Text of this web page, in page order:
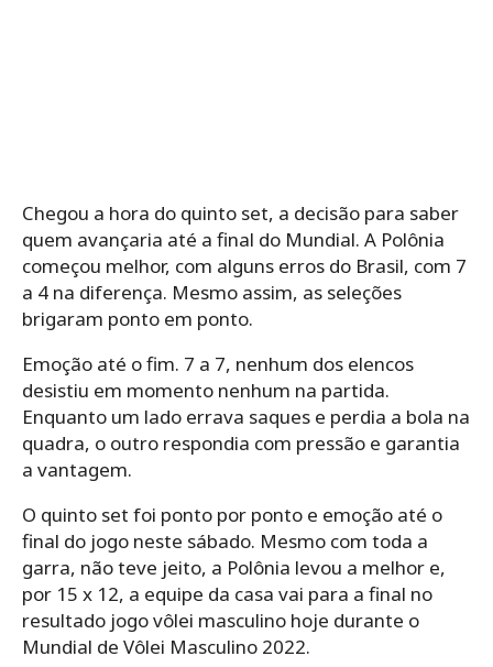
Chegou a hora do quinto set, a decisão para saber
quem avançaria até a final do Mundial. A Polônia
começou melhor, com alguns erros do Brasil, com 7
a 4 na diferença. Mesmo assim, as seleções
brigaram ponto em ponto.
Emoção até o fim. 7 a 7, nenhum dos elencos
desistiu em momento nenhum na partida.
Enquanto um lado errava saques e perdia a bola na
quadra, o outro respondia com pressão e garantia
a vantagem.
O quinto set foi ponto por ponto e emoção até o
final do jogo neste sábado. Mesmo com toda a
garra, não teve jeito, a Polônia levou a melhor e,
por 15 x 12, a equipe da casa vai para a final no
resultado jogo vôlei masculino hoje durante o
Mundial de Vôlei Masculino 2022.